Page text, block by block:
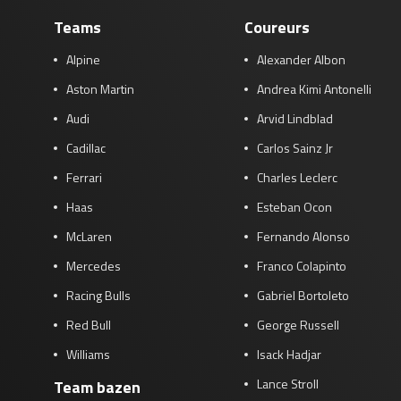
Teams
Alpine
Aston Martin
Audi
Cadillac
Ferrari
Haas
McLaren
Mercedes
Racing Bulls
Red Bull
Williams
Team bazen
Coureurs
Alexander Albon
Andrea Kimi Antonelli
Arvid Lindblad
Carlos Sainz Jr
Charles Leclerc
Esteban Ocon
Fernando Alonso
Franco Colapinto
Gabriel Bortoleto
George Russell
Isack Hadjar
Lance Stroll